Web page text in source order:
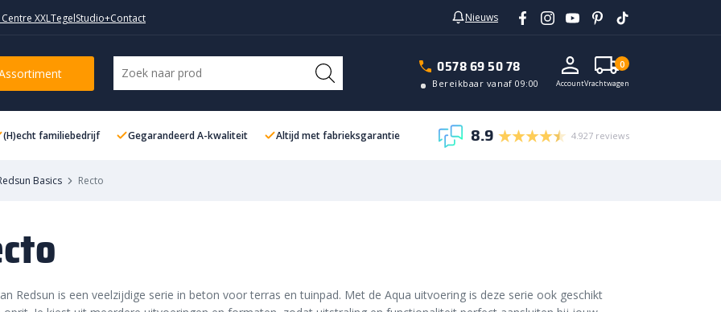
XXLTegelStudio+Contact Nieuws
0578 69 50 78
Bereikbaar vanaf 09:00 AccountVrachtwagen
0
(H)echt familiebedrijf Gegarandeerd A-kwaliteit Altijd met fabrieksgarantie 8.9 4.927 reviews
Basics Recto
Redsun is een veelzijdige serie in beton voor terras en tuinpad. Met de Aqua uitvoering is deze serie ook geschikt